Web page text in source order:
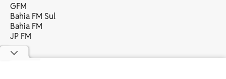
GFM
Bahia FM Sul
Bahia FM
JP FM